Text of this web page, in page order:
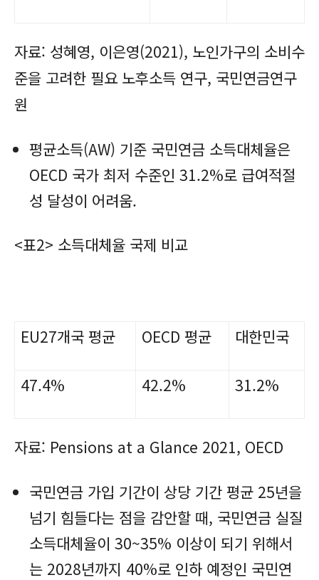
자료: 성혜영, 이은영(2021), 노인가구의 소비수
준을 고려한 필요 노후소득 연구, 국민연금연구
원
평균소득(AW) 기준 국민연금 소득대체율은
OECD 국가 최저 수준인 31.2%로 급여적절
성 달성이 어려움.
<표2> 소득대체율 국제 비교
EU27개국 평균 OECD 평균 대한민국
47.4% 42.2% 31.2%
자료: Pensions at a Glance 2021, OECD
국민연금 가입 기간이 상당 기간 평균 25년을
넘기 힘들다는 점을 감안할 때, 국민연금 실질
소득대체율이 30~35% 이상이 되기 위해서
는 2028년까지 40%로 인하 예정인 국민연